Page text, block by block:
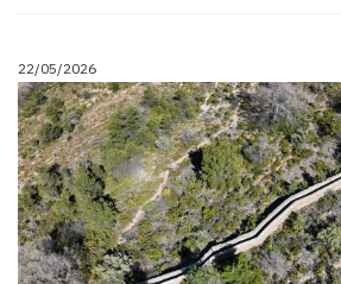
22/05/2026